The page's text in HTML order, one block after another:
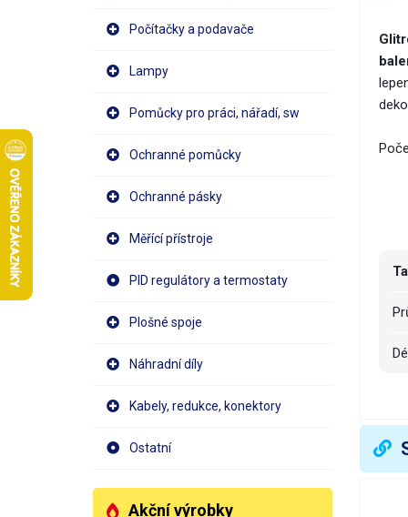
Počítačky a podavače
Lampy
Pomůcky pro práci, nářadí, sw
Ochranné pomůcky
Ochranné pásky
Měřící přístroje
PID regulátory a termostaty
Plošné spoje
Náhradní díly
Kabely, redukce, konektory
Ostatní
Akční výrobky